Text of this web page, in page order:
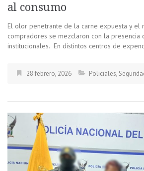
al consumo
El olor penetrante de la carne expuesta y el
compradores se mezclaron con la presencia
institucionales. En distintos centros de
28 febrero, 2026 Policiales,